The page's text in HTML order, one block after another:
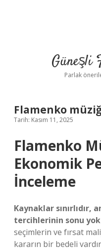
Güneşli
Parlak
Flamenko
Tarih: Kasım 11, 2025
Flamenko
Ekonomik
İnceleme
Kaynaklar sınırlıdır,
tercihlerinin sonu
seçimlerin ve fırsat
kararın bir bedeli